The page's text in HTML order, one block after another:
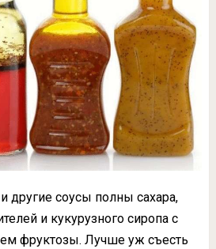
другие соусы полны сахара,
и кукурузного сиропа с
фруктозы. Лучше уж съесть